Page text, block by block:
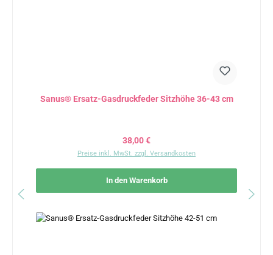
Sanus® Ersatz-Gasdruckfeder Sitzhöhe 36-43 cm
Regulärer Preis:
38,00 €
Preise inkl. MwSt. zzgl. Versandkosten
In den Warenkorb